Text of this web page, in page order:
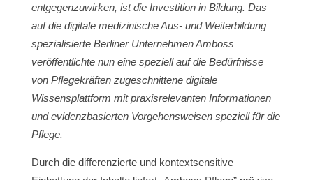
entgegenzuwirken, ist die Investition in Bildung. Das
auf die digitale medizinische Aus- und Weiterbildung
spezialisierte Berliner Unternehmen Amboss
veröffentlichte nun eine speziell auf die Bedürfnisse
von Pflegekräften zugeschnittene digitale
Wissensplattform mitpraxisrelevanten Informationen
und evidenzbasierten Vorgehensweisen speziell für die
Pflege.
Durch die differenzierte und kontextsensitive